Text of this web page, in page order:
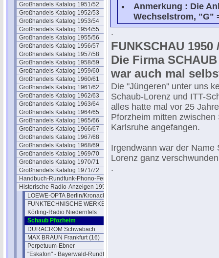
Großhandels Katalog 1951/52
Großhandels Katalog 1952/53
Großhandels Katalog 1953/54
Großhandels Katalog 1954/55
Großhandels Katalog 1955/56
Großhandels Katalog 1956/57
Großhandels Katalog 1957/58
Großhandels Katalog 1958/59
Großhandels Katalog 1959/60
Großhandels Katalog 1960/61
Großhandels Katalog 1961/62
Großhandels Katalog 1962/63
Großhandels Katalog 1963/64
Großhandels Katalog 1964/65
Großhandels Katalog 1965/66
Großhandels Katalog 1966/67
Großhandels Katalog 1967/68
Großhandels Katalog 1968/69
Großhandels Katalog 1969/70
Großhandels Katalog 1970/71
Großhandels Katalog 1971/72
Handbuch-Rundfunk-Phono-Fernseh
Historische Radio-Anzeigen 1950
LOEWE-OPTA Berlin/Kronach
FUNKTECHNISCHE WERKE-FÜSSEN
Körting-Radio Niedernfels
Schaub Pfozheim
DURACROM Schwabach
MAX BRAUN Frankfurt (16)
Perpetuum-Ebner
"Eskafon" - Bayerwald-Rundfunk
Anmerkung : Die
Wechselstrom, "G"
.
FUNKSCHAU 1950
Die Firma
war auch mal
Die "Jüngeren" unter uns
Schaub-Lorenz und ITT-
alles hatte mal vor 25
Pforzheim mitten zwischen
Karlsruhe angefangen.
Irgendwann war der Name
Lorenz ganz
.